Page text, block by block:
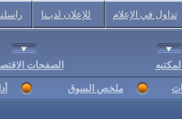
تداول في الإعلام للإعلان لديـنا
المكتبه الصفحات
ملخص السوق